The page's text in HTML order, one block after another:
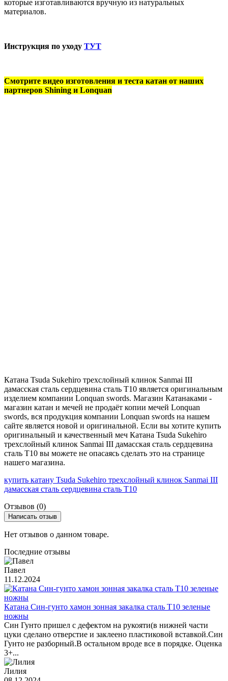
которые изготавливаются вручную из натуральных
материалов.
Инструкция по уходу ТУТ
Смотрите видео изготовления и теста катан от наших
партнеров Shining и Lonquan
Катана Tsuda Sukehiro трехслойный клинок Sanmai III
дамасская сталь сердцевина сталь T10 является оригинальным
изделием компании Lonquan swords. Магазин Катанаками -
магазин катан и мечей не продаёт копии мечей Lonquan
swords, вся продукция компании Lonquan swords на нашем
сайте является новой и оригинальной. Если вы хотите купить
оригинальный и качественный меч Катана Tsuda Sukehiro
трехслойный клинок Sanmai III дамасская сталь сердцевина
сталь T10 вы можете не опасаясь сделать это на странице
нашего магазина.
купить катану Tsuda Sukehiro трехслойный клинок Sanmai III
дамасская сталь сердцевина сталь T10
Отзывов (0)
Написать отзыв
Нет отзывов о данном товаре.
Последние отзывы
Павел
11.12.2024
Катана Син-гунто хамон зонная закалка сталь T10 зеленые
ножны
Син Гунто пришел с дефектом на рукояти(в нижней части
цуки сделано отверстие и заклеено пластиковой вставкой.Син
Гунто не разборный.В остальном вроде все в порядке. Оценка
3+...
Лилия